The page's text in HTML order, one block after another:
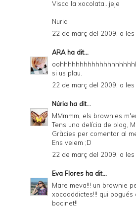
Visca la xocolata...jeje
Nuria
22 de març del 2009, a les
ARAha dit...
si us plau.
22 de març del 2009, a les
Núria ha dit...
MMmmm, els brownies
Tens una delícia de blog,
Gràcies per comentar al
Ens veiem ;D
22 de març del 2009, a
Eva Flores ha dit...
Mare meva!!! un brownie
xocoaddictes!!! qui pogués
bocinet!!